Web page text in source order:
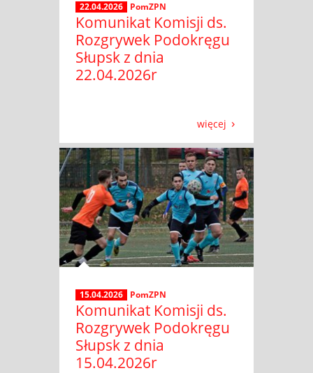
22.04.2026 PomZPN
Komunikat Komisji ds.
Rozgrywek Podokręgu
Słupsk z dnia
22.04.2026r
więcej
15.04.2026 PomZPN
Komunikat Komisji ds.
Rozgrywek Podokręgu
Słupsk z dnia
15.04.2026r